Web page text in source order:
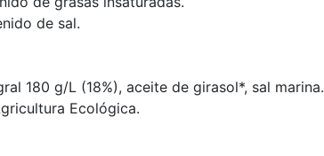
de sal.
180 g/L (18%), aceite de girasol*, sal marina.
Ecológica.